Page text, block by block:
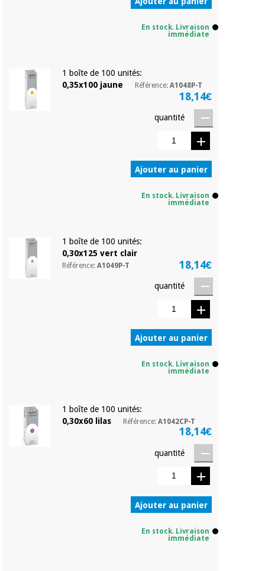
Vétérinaire
pilates
Orthopédie
En stock. Livraison
immédiate
1 boîte de 100 unités:
0,35x100 jaune
Référence:A1048P-T
18,14€
quantité
Ajouter au panier
En stock. Livraison
immédiate
1 boîte de 100 unités:
0,30x125 vert clair
Référence:A1049P-T 18,14€
quantité
Ajouter au panier
En stock. Livraison
immédiate
1 boîte de 100 unités:
0,30x60 lilas
Référence:A1042CP-T
18,14€
quantité
Ajouter au panier
En stock. Livraison
immédiate